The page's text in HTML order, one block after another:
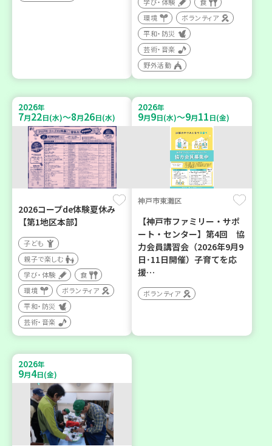
学び・体験
食
環境
ボランティア
平和・防災
芸術・音楽
野外活動
2026年
7月22日(水)～8月26日(水)
2026コープde体験夏休み
【第1地区本部】
子ども
親子で楽しむ
学び・体験
食
環境
ボランティア
平和・防災
芸術・音楽
2026年
9月9日(水)～9月11日(金)
神戸市東灘区
【神戸市ファミリー・サポ
ート・センター】第4回 協
力会員講習会（2026年9月9
日･11日開催）子育てを応
援…
ボランティア
2026年
9月4日(金)